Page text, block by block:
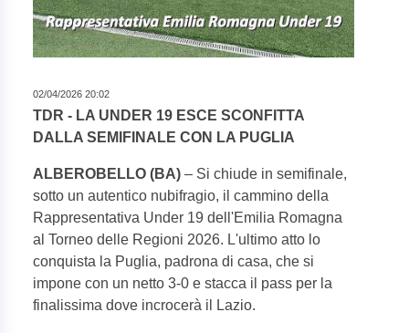
02/04/2026 20:02
TDR - LA UNDER 19 ESCE SCONFITTA
DALLA SEMIFINALE CON LA PUGLIA
ALBEROBELLO (BA) – Si chiude in semifinale,
sotto un autentico nubifragio, il cammino della
Rappresentativa Under 19 dell'Emilia Romagna
al Torneo delle Regioni 2026. L'ultimo atto lo
conquista la Puglia, padrona di casa, che si
impone con un netto 3-0 e stacca il pass per la
finalissima dove incrocerà il Lazio.